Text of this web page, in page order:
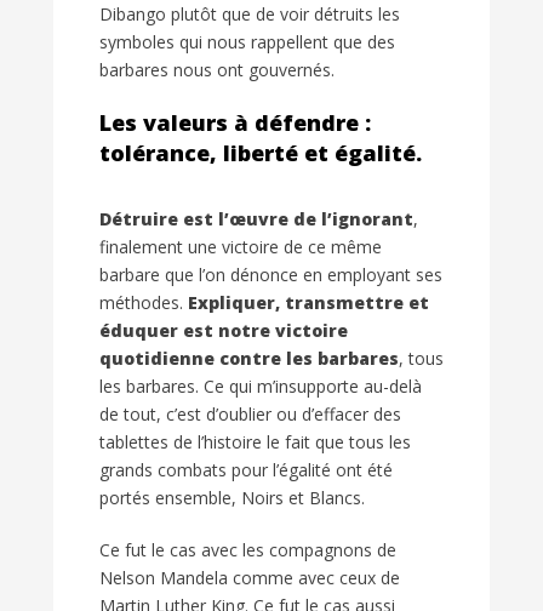
Dibango plutôt que de voir détruits les
symboles qui nous rappellent que des
barbares nous ont gouvernés.
Les valeurs à défendre :
tolérance, liberté et égalité.
Détruire est l’œuvre de l’ignorant,
finalement une victoire de ce même
barbare que l’on dénonce en employant ses
méthodes. Expliquer, transmettre et
éduquer est notre victoire
quotidienne contre les barbares, tous
les barbares. Ce qui m’insupporte au-delà
de tout, c’est d’oublier ou d’effacer des
tablettes de l’histoire le fait que tous les
grands combats pour l’égalité ont été
portés ensemble, Noirs et Blancs.
Ce fut le cas avec les compagnons de
Nelson Mandela comme avec ceux de
Martin Luther King. Ce fut le cas aussi